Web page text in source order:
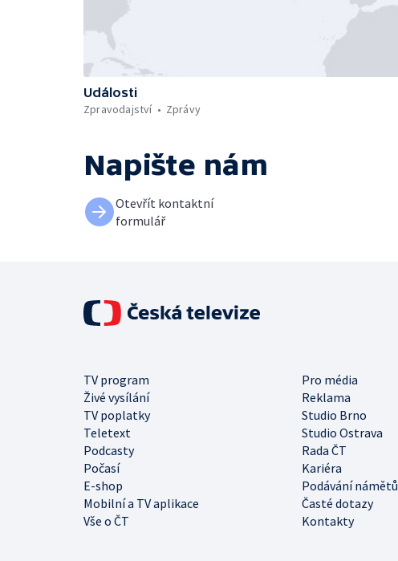
Události
Zpravodajství
Zprávy
Napište nám
Otevřít kontaktní
formulář
TV program
Pro média
Živé vysílání
Reklama
TV poplatky
Studio Brno
Teletext
Studio Ostrava
Podcasty
Rada ČT
Počasí
Kariéra
E-shop
Podávání námětů
Mobilní a TV aplikace
Časté dotazy
Vše o ČT
Kontakty